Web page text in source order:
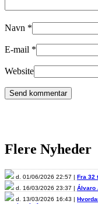
Navn *
E-mail *
Website
Flere Nyheder
d. 01/06/2026 22:57 | Fra 32
d. 16/03/2026 23:37 | Álvaro
d. 13/03/2026 16:43 |